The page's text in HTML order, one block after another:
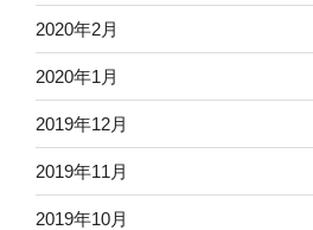
2020年2月
2020年1月
2019年12月
2019年11月
2019年10月